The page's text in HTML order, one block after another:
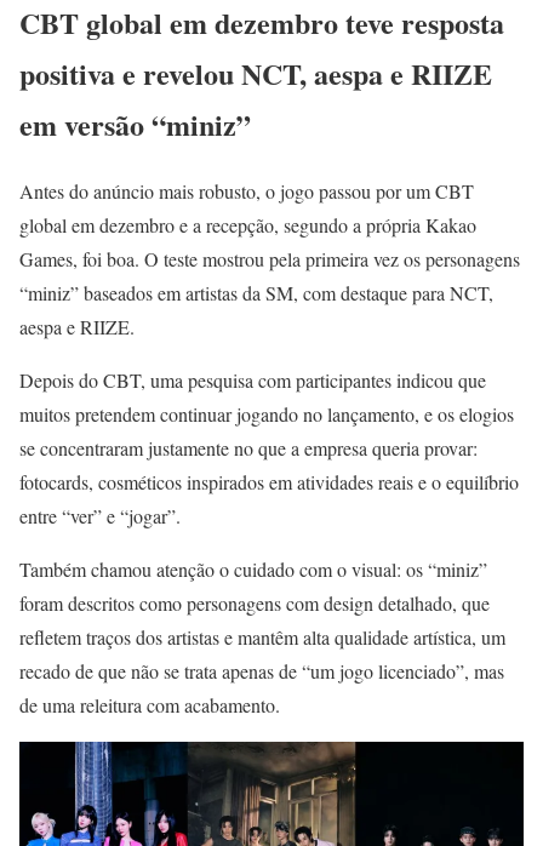
CBT global em dezembro teve resposta
positiva e revelou NCT, aespa e RIIZE
em versão “miniz”
Antes do anúncio mais robusto, o jogo passou por um CBT
global em dezembro e a recepção, segundo a própria Kakao
Games, foi boa. O teste mostrou pela primeira vez os personagens
“miniz” baseados em artistas da SM, com destaque para NCT,
aespa e RIIZE.
Depois do CBT, uma pesquisa com participantes indicou que
muitos pretendem continuar jogando no lançamento, e os elogios
se concentraram justamente no que a empresa queria provar:
fotocards, cosméticos inspirados em atividades reais e o equilíbrio
entre “ver” e “jogar”.
Também chamou atenção o cuidado com o visual: os “miniz”
foram descritos como personagens com design detalhado, que
refletem traços dos artistas e mantêm alta qualidade artística, um
recado de que não se trata apenas de “um jogo licenciado”, mas
de uma releitura com acabamento.